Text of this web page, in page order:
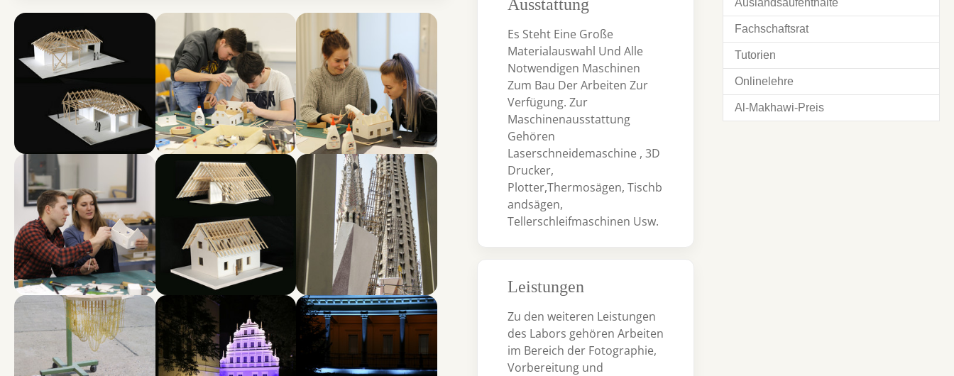
Show larger version for: Show larger version for: Show larger version for:
Show larger version for: Show larger version for: Show larger version for:
Show larger version for: Show larger version for: Show larger version for:
Ausstattung
Es Steht Eine Große
Materialauswahl Und Alle
Notwendigen Maschinen
Zum Bau Der Arbeiten Zur
Verfügung. Zur
Maschinenausstattung
Gehören
Laserschneidemaschine , 3D
Drucker,
Plotter,Thermosägen, Tischb
Andsägen,
Tellerschleifmaschinen Usw.
Leistungen
Zu den weiteren Leistungen
des Labors gehören Arbeiten
im Bereich der Fotographie,
Vorbereitung und
Auslandsaufenthalte
Fachschaftsrat
Tutorien
Onlinelehre
Al-Makhawi-Preis